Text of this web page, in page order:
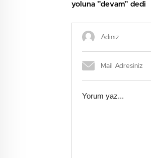
yoluna ”devam” dedi